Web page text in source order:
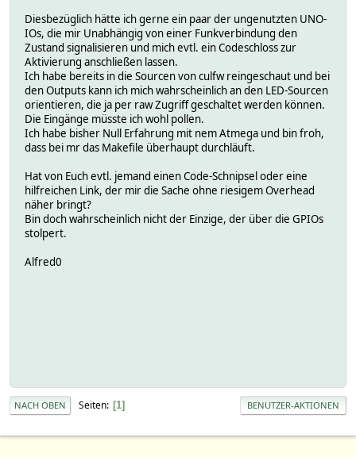
Diesbezüglich hätte ich gerne ein paar der ungenutzten UNO-
IOs, die mir Unabhängig von einer Funkverbindung den
Zustand signalisieren und mich evtl. ein Codeschloss zur
Aktivierung anschließen lassen.
Ich habe bereits in die Sourcen von culfw reingeschaut und bei
den Outputs kann ich mich wahrscheinlich an den LED-Sourcen
orientieren, die ja per raw Zugriff geschaltet werden können.
Die Eingänge müsste ich wohl pollen.
Ich habe bisher Null Erfahrung mit nem Atmega und bin froh,
dass bei mr das Makefile überhaupt durchläuft.
Hat von Euch evtl. jemand einen Code-Schnipsel oder eine
hilfreichen Link, der mir die Sache ohne riesigem Overhead
näher bringt?
Bin doch wahrscheinlich nicht der Einzige, der über die GPIOs
stolpert.
Alfred0
NACH OBEN Seiten 1 BENUTZER-AKTIONEN